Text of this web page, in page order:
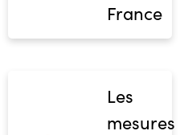
France
Les
mesures